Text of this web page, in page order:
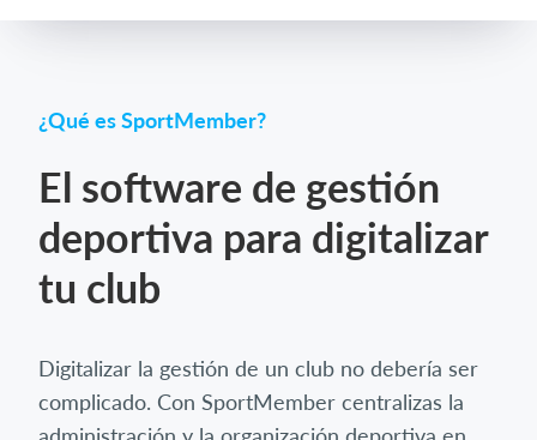
¿Qué es SportMember?
El software de gestión
deportiva para digitalizar
tu club
Digitalizar la gestión de un club no debería ser
complicado. Con SportMember centralizas la